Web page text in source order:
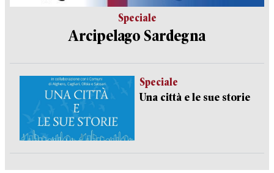
Speciale
Arcipelago Sardegna
Speciale
Una città e le sue storie